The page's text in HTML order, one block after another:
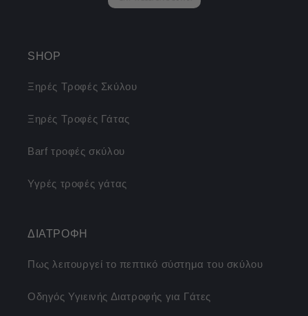
SHOP
Ξηρές Τροφές Σκύλου
Ξηρές Τροφές Γάτας
Barf τροφές σκύλου
Υγρές τροφές γάτας
ΔΙΑΤΡΟΦΗ
Πως λειτουργεί το πεπτικό σύστημα του σκύλου
Οδηγός Υγιεινής Διατροφής για Γάτες